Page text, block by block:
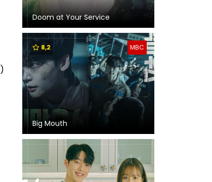
)
Doom at Your Service
MBC
8,2
Big Mouth